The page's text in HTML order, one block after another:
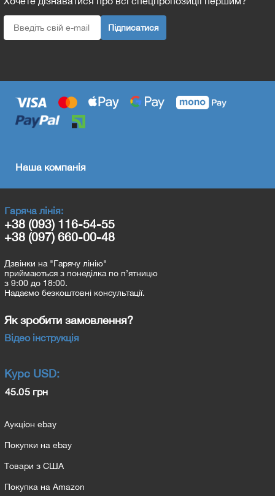
Підписатися
Наша компанія
Гаряча лінія:
+38 (093) 116-54-55
+38 (097) 660-00-48
Дзвінки на "Гарячу лінію"
приймаються з понеділка по п’ятницю
з 9:00 до 18:00.
Надаємо безкоштовні консультації.
Як зробити замовлення?
Відео інструкція
Курс USD:
45.05 грн
Аукціон ebay
Покупки на ebay
Товари з США
Покупка на Amazon